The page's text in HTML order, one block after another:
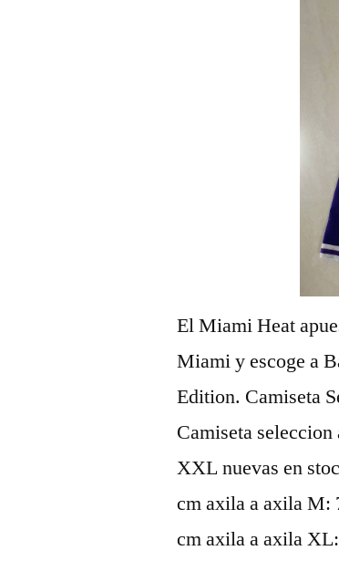
El Miami Heat
Miami y escoge a
Edition. Camiseta
Camiseta
XXL nuevas en
cm axila a axila M:
cm axila a axila